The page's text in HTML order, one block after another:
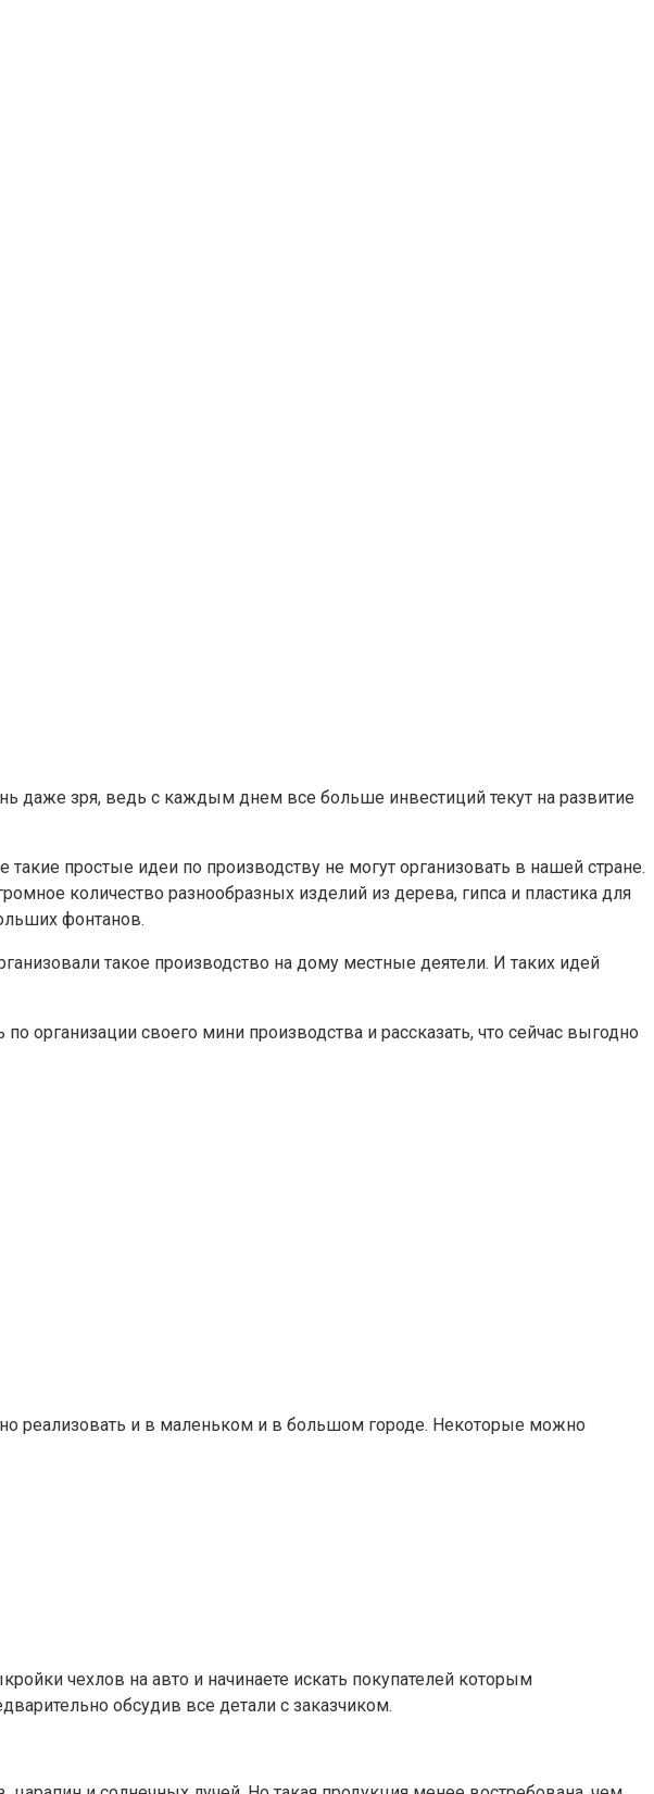
даже зря, ведь с каждым днем все больше инвестиций текут на развитие
простые идеи по производству не могут организовать в нашей стране.
количество разнообразных изделий из дерева, гипса и пластика для
фонтанов.
такое производство на дому местные деятели. И таких идей
организации своего мини производства и рассказать, что сейчас выгодно
реализовать и в маленьком и в большом городе. Некоторые можно
чехлов на авто и начинаете искать покупателей которым
обсудив все детали с заказчиком.